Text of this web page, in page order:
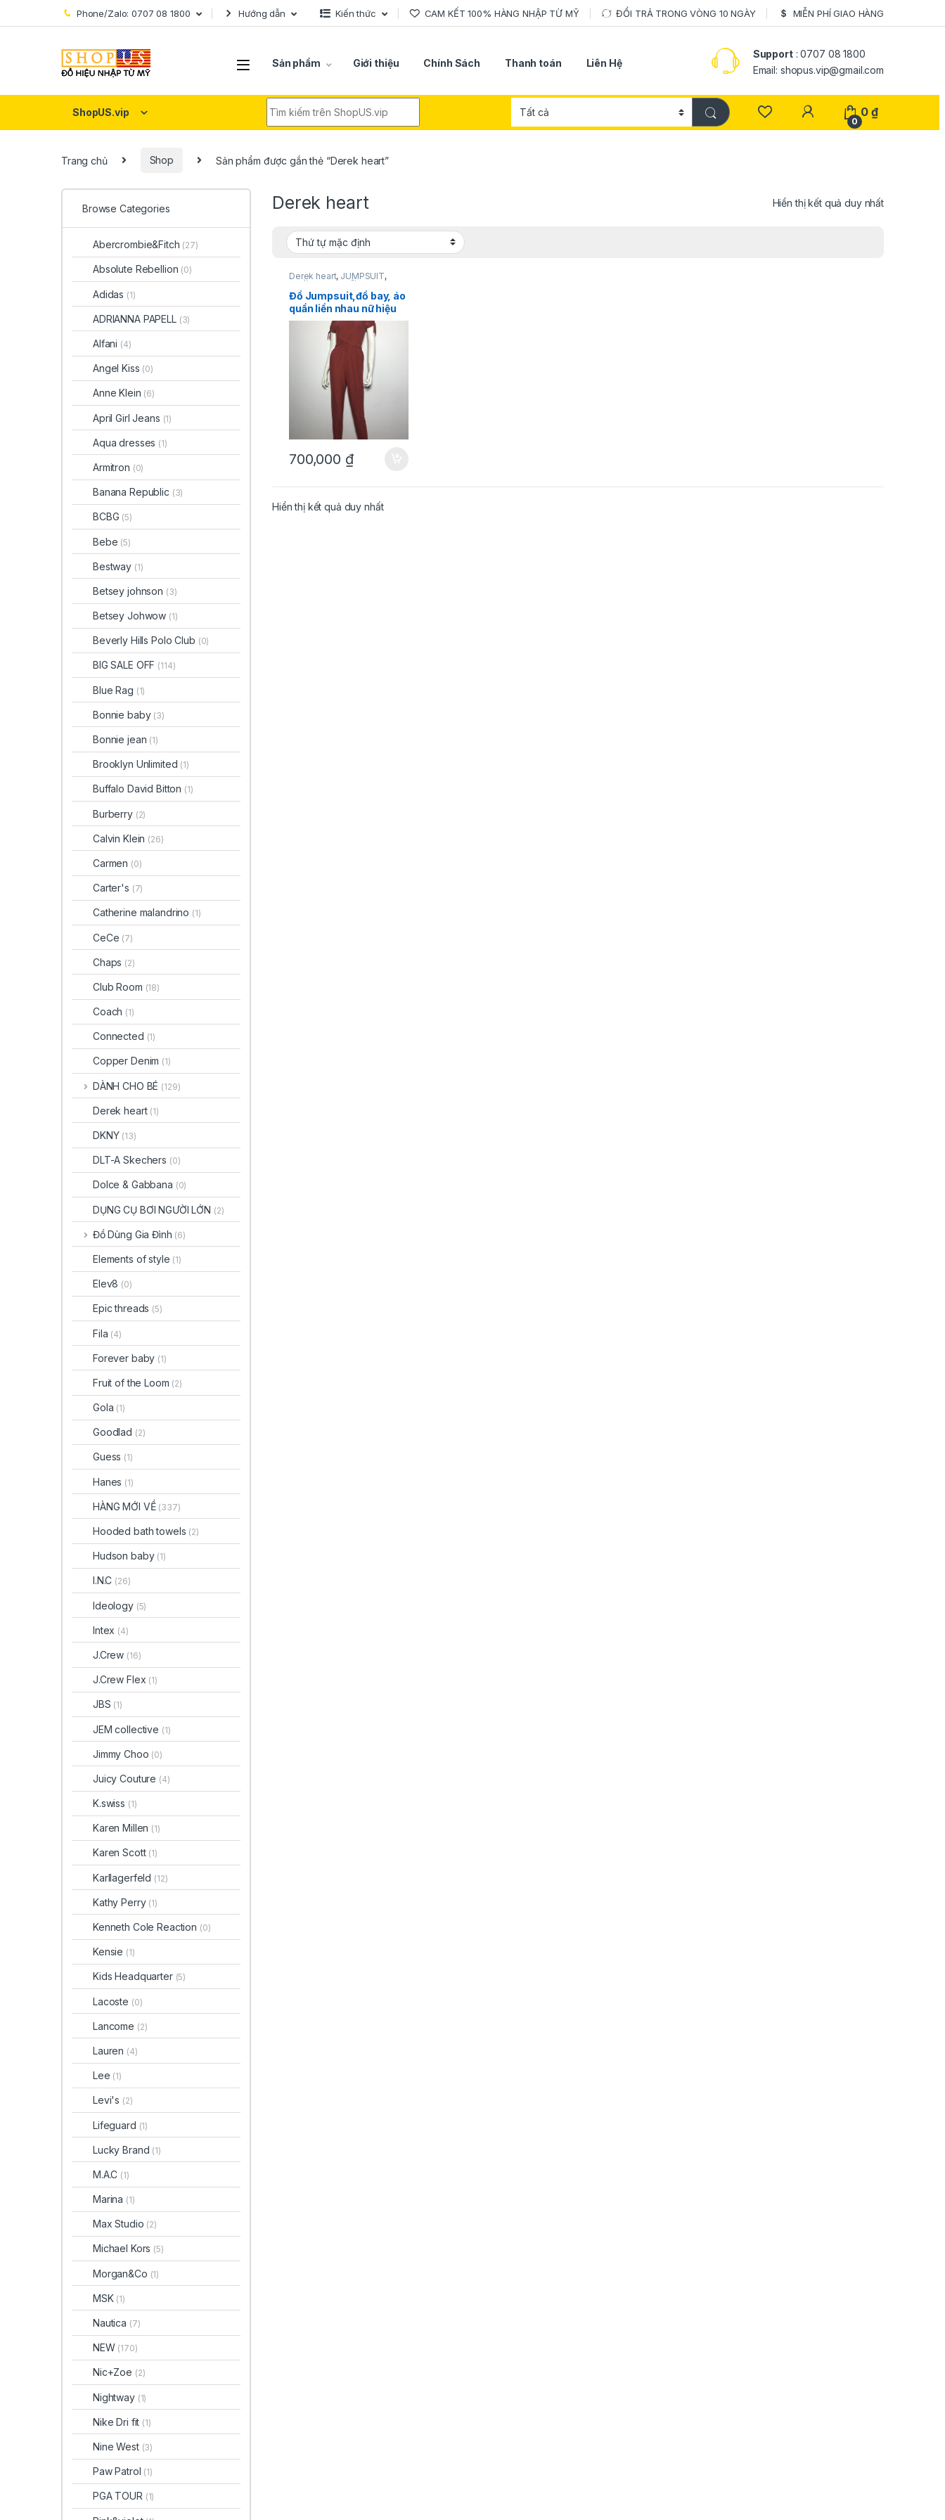
Skip to navigation
Skip to content Phone/Zalo: 0707 08 1800 Hướng dẫn Kiến thức CAM KẾT 100% HÀNG NHẬP TỪ MỸ ĐỔI TRẢ TRONG VÒNG 10 NGÀY MIỄN PHÍ GIAO HÀNG
Sản phẩm Giới thiệu Chính Sách Thanh toán Liên Hệ
Support: 0707 08 1800
Email: shopus.vip@gmail.com
ShopUS.vip
0
0₫
Trang chủ Shop Sản phẩm được gắn thẻ “Derek heart”
Derek heart Hiển thị kết quả duy nhất
Derek heart, JUMPSUIT,
THỜI TRANG NỮ
Đồ Jumpsuit,đồ bay, áo
quần liền nhau nữ hiệu
Derek heart tay ngắn có
nơ màu nâu đỏ size S
chính hãng
700,000 ₫
Hiển thị kết quả duy nhất
Browse Categories
Abercrombie&Fitch (27)
Absolute Rebellion (0)
Adidas (1)
ADRIANNA PAPELL (3)
Alfani (4)
Angel Kiss (0)
Anne Klein (6)
April Girl Jeans (1)
Aqua dresses (1)
Armitron (0)
Banana Republic (3)
BCBG (5)
Bebe (5)
Bestway (1)
Betsey johnson (3)
Betsey Johwow (1)
Beverly Hills Polo Club (0)
BIG SALE OFF (114)
Blue Rag (1)
Bonnie baby (3)
Bonnie jean (1)
Brooklyn Unlimited (1)
Buffalo David Bitton (1)
Burberry (2)
Calvin Klein (26)
Carmen (0)
Carter's (7)
Catherine malandrino (1)
CeCe (7)
Chaps (2)
Club Room (18)
Coach (1)
Connected (1)
Copper Denim (1)
DÀNH CHO BÉ (129)
Derek heart (1)
DKNY (13)
DLT-A Skechers (0)
Dolce & Gabbana (0)
DỤNG CỤ BƠI NGƯỜI LỚN (2)
Đồ Dùng Gia Đình (6)
Elements of style (1)
Elev8 (0)
Epic threads (5)
Fila (4)
Forever baby (1)
Fruit of the Loom (2)
Gola (1)
Goodlad (2)
Guess (1)
Hanes (1)
HÀNG MỚI VỀ (337)
Hooded bath towels (2)
Hudson baby (1)
I.N.C (26)
Ideology (5)
Intex (4)
J.Crew (16)
J.Crew Flex (1)
JBS (1)
JEM collective (1)
Jimmy Choo (0)
Juicy Couture (4)
K.swiss (1)
Karen Millen (1)
Karen Scott (1)
Karllagerfeld (12)
Kathy Perry (1)
Kenneth Cole Reaction (0)
Kensie (1)
Kids Headquarter (5)
Lacoste (0)
Lancome (2)
Lauren (4)
Lee (1)
Levi's (2)
Lifeguard (1)
Lucky Brand (1)
M.A.C (1)
Marina (1)
Max Studio (2)
Michael Kors (5)
Morgan&Co (1)
MSK (1)
Nautica (7)
NEW (170)
Nic+Zoe (2)
Nightway (1)
Nike Dri fit (1)
Nine West (3)
Paw Patrol (1)
PGA TOUR (1)